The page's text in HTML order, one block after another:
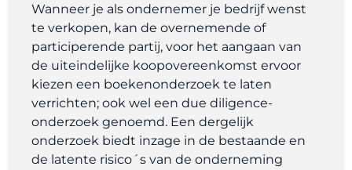
Wanneer je als ondernemer je bedrijf wenst
te verkopen, kan de overnemende of
participerende partij, voor het aangaan van
de uiteindelijke koopovereenkomst ervoor
kiezen een boekenonderzoek te laten
verrichten; ook wel een due diligence-
onderzoek genoemd. Een dergelijk
onderzoek biedt inzage in de bestaande en
de latente risico´s van de onderneming